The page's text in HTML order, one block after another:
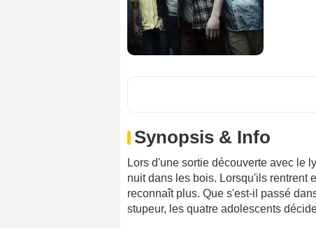
Synopsis & Info
Lors d'une sortie découverte avec le
nuit dans les bois. Lorsqu'ils rentrent
reconnaît plus. Que s'est-il passé
stupeur, les quatre adolescents